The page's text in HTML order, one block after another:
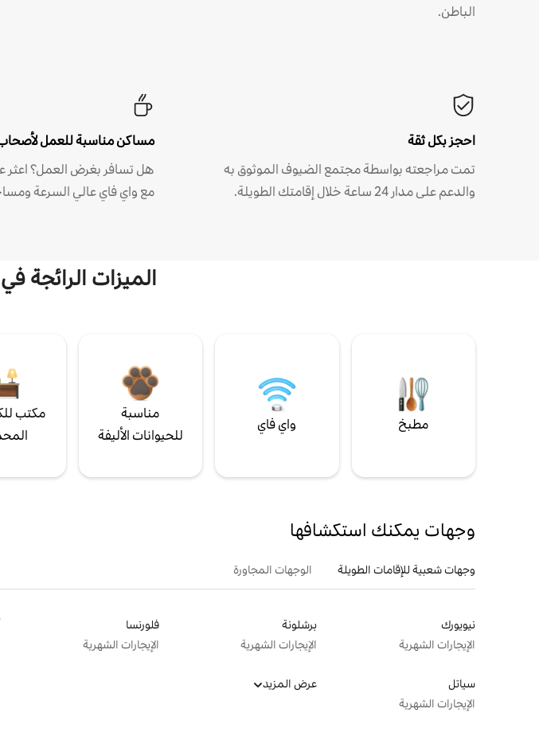
الباطن.
احجز بكل ثقة
تمت مراجعته بواسطة مجتمع الضيوف الموثوق به
والدعم على مدار 24 ساعة خلال إقامتك الطويلة.
مساكن مناسبة للعمل
هل تسافر بغرض العمل؟ اعثر
مع واي فاي عالي السرعة
الميزات الرائجة
مطبخ واي فاي
مناسبة
للحيوانات الأليفة
مكتب
وجهات يمكنك استكشافها
وجهات شعبية للإقامات الطويلة الوجهات المجاورة
نيويورك
الإيجارات الشهرية
برشلونة
الإيجارات الشهرية
فلورنسا
الإيجارات الشهرية
سياتل
الإيجارات الشهرية
عرض المزيد